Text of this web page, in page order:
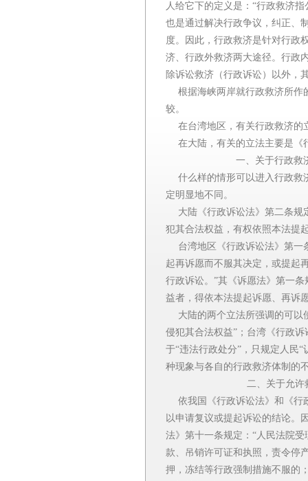
人给它下的定义是：“行政救济
也是通过解决行政争议，纠正、
度。因此，行政救济是针对行政
济、行政外救济两大途径。行政
除诉讼救济（行政诉讼）以外
根据海峡两岸就行政救济所作
较。
在台湾地区，有关行政救济的
在大陆，有关的立法主要是《
一、关于行政救济的
什么样的情形可以进入行政救
定明显地不同。
大陆《行政诉讼法》第二条规
犯其合法权益，有权依照本法提
台湾地区《行政诉讼法》第一
起再诉愿而不服其决定，或提起
行政诉讼。”其《诉愿法》第一
益者，得依本法提起诉愿、再诉
大陆的两个立法所强调的可以
侵犯其合法权益”；台湾《行政
于“违法行政处分”，只规定人民
种现象与各自的行政救济体制的
二、关于允许救济
依我国《行政诉讼法》和《行
以申请复议或提起诉讼的结论。
法》第十一条规定：“人民法院
款、吊销许可证和执照，责令停
押，冻结等行政强制措施不服的